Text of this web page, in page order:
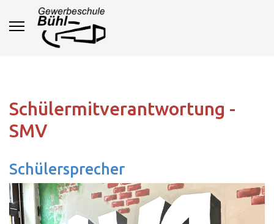
Schülermitverantwortung -
SMV
Schülersprecher